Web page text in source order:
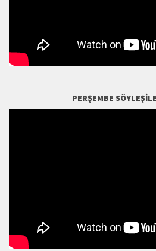
PERŞEMBE